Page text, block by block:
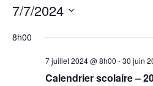
7/7/2024
une
8h00
7 juillet 2024 @ 8h00 -30 juin
Calendrier scolaire –